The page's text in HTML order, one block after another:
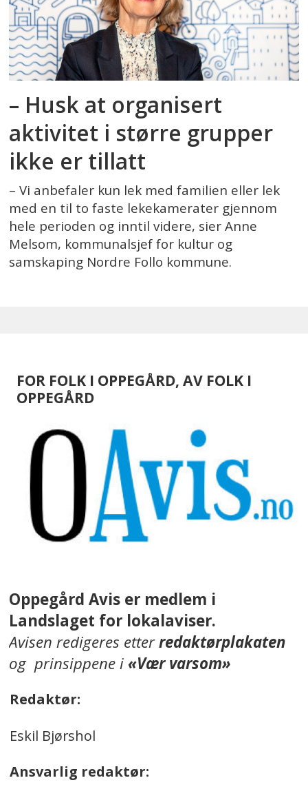
– Husk at organisert
aktivitet i større grupper
ikke er tillatt
– Vi anbefaler kun lek med familien eller lek
med en til to faste lekekamerater gjennom
hele perioden og inntil videre, sier Anne
Melsom, kommunalsjef for kultur og
samskaping Nordre Follo kommune.
FOR FOLK I OPPEGÅRD, AV FOLK I
OPPEGÅRD
Oppegård Avis er medlem i
Landslaget for lokalaviser.
Avisen redigeres etterredaktørplakaten
og prinsippene i«Vær varsom»
Redaktør:
Eskil Bjørshol
Ansvarlig redaktør: